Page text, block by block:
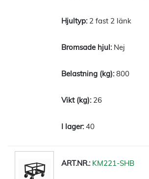
2 fast 2 länk
Nej
800
26
40
KM221-SHB